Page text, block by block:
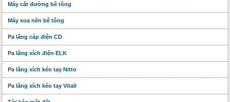
Máy cắt đường bê tông
Máy xoa nền bê tông
Pa lăng cáp điện CD
Pa lăng xích điện ELK
Pa lăng xích kéo tay Nitto
Pa lăng xích kéo tay Vitall